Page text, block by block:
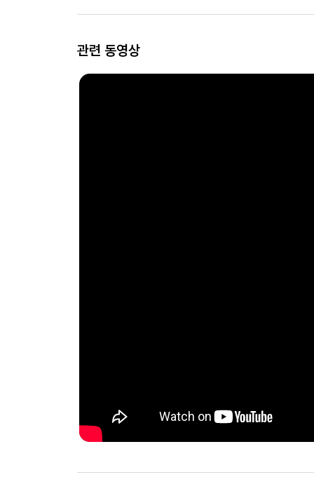
관련 동영상